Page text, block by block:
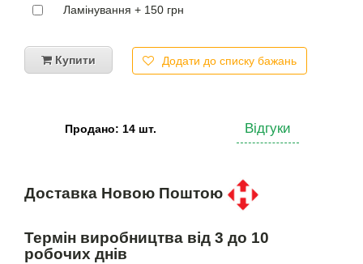
Ламінування + 150 грн
Купити Додати до списку бажань
Продано: 14 шт. Відгуки
Доставка Новою Поштою
Термін виробництва від 3 до 10
робочих днів